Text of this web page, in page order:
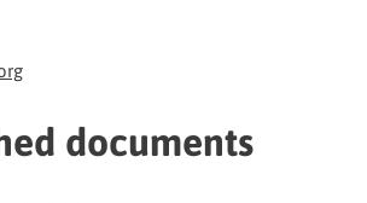
documents